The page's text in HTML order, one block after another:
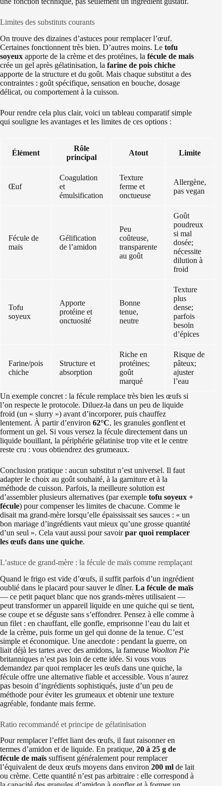
Limites des substituts courants
On trouve des dizaines d’astuces pour remplacer l’œuf.
Certaines fonctionnent très bien. D’autres moins. Le tofu
soyeux apporte de la crème et des protéines, la fécule de maïs
crée un gel après gélatinisation, la farine de pois chiche
apporte de la structure et du goût. Mais chaque substitut a des
contraintes : goût spécifique, sensation en bouche, dosage
délicat, ou comportement à la cuisson.
Pour rendre cela plus clair, voici un tableau comparatif simple
qui souligne les avantages et les limites de ces options :
Élément
Rôle
principal
Atout Limite
Œuf
Coagulation
et
émulsification
Texture
ferme et
onctueuse
Allergène,
pas vegan
Fécule de
maïs
Gélification
de l’amidon
Peu
coûteuse,
transparente
au goût
Goût
poudreux
si mal
dosée;
nécessite
dilution à
froid
Tofu
soyeux
Apporte
protéine et
onctuosité
Bonne
tenue,
neutre
Texture
plus
dense;
parfois
besoin
d’épices
Farine/pois
chiche
Structure et
absorption
Riche en
protéines;
goût
marqué
Risque de
pâteux;
ajuster
l’eau
Un exemple concret : la fécule remplace très bien les œufs si
l’on respecte le protocole. Diluez-la dans un peu de liquide
froid (un « slurry ») avant d’incorporer, puis chauffez
lentement. À partir d’environ 62°C, les granules gonflent et
forment un gel. Si vous versez la fécule directement dans un
liquide bouillant, la périphérie gélatinise trop vite et le centre
reste cru : vous obtiendrez des grumeaux.
Conclusion pratique : aucun substitut n’est universel. Il faut
adapter le choix au goût souhaité, à la garniture et à la
méthode de cuisson. Parfois, la meilleure solution est
d’assembler plusieurs alternatives (par exemple tofu soyeux +
fécule) pour compenser les limites de chacune. Comme le
disait ma grand-mère lorsqu’elle épaississait ses sauces : « un
bon mariage d’ingrédients vaut mieux qu’une grosse quantité
d’un seul ». Cela vaut aussi pour savoirpar quoi remplacer
les œufs dans une quiche.
L’astuce de grand-mère : la fécule de maïs comme remplaçant
Quand le frigo est vide d’œufs, il suffit parfois d’un ingrédient
oublié dans le placard pour sauver le dîner. La fécule de maïs
— ce petit paquet blanc que nos grands-mères utilisaient —
peut transformer un appareil liquide en une quiche qui se tient,
se coupe et se déguste sans s’effondrer. Pensez à elle comme à
un filet : en chauffant, elle gonfle, emprisonne l’eau du lait et
de la crème, puis forme un gel qui donne de la tenue. C’est
simple et économique. Une anecdote : pendant la guerre, on
liait déjà les tartes avec des amidons, la fameuse Woolton Pie
britanniques n’est pas loin de cette idée. Si vous vous
demandez par quoi remplacer les œufs dans une quiche, la
fécule offre une alternative fiable et accessible. Vous n’aurez
pas besoin d’ingrédients sophistiqués, juste d’un peu de
méthode pour éviter les grumeaux et obtenir une texture
agréable, fondante mais ferme.
Ratio recommandé et principe de gélatinisation
Pour remplacer l’effet liant des œufs, il faut raisonner en
termes d’amidon et de liquide. En pratique, 20 à 25 g de
fécule de maïs suffisent généralement pour remplacer
l’équivalent de deux œufs moyens dans environ 200 ml de lait
ou crème. Cette quantité n’est pas arbitraire : elle correspond à